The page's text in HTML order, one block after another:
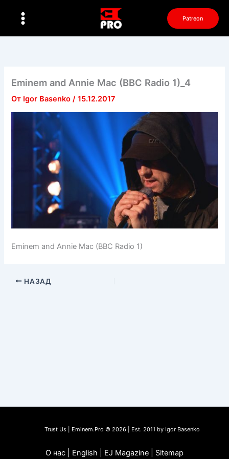
Patreon
Eminem and Annie Mac (BBC Radio 1)_4
От Igor Basenko/15.12.2017
Eminem and Annie Mac (BBC Radio 1)
НАЗАД
Trust Us | Eminem.Pro © 2026 | Est. 2011 by Igor Basenko
О нас | English | EJ Magazine | Sitemap